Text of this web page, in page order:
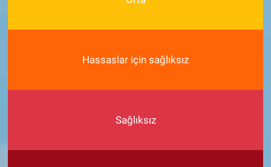
Hassaslar için sağlıksız
Sağlıksız